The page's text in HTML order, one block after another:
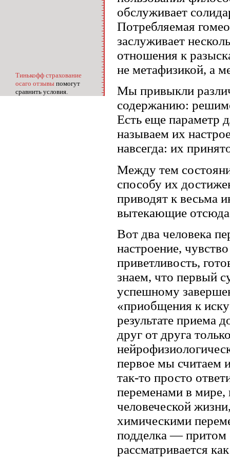
Тинькофф страхование
осаго отзывы помогут
сравнить условия.
обслуживает
Потребляемая
заслуживает
отношения к
не метафизикой, а
Мы привыкли
содержанию:
Есть еще параметр
называ­ем их
навсегда: их
Между тем
способу их
приводят к весьма
вытека­ющие
Вот два человека
настроение,
приветливость,
знаем, что первый
успешному
«приобщения к
результате приема
друг от друга
первое мы считаем
так-то просто
переменами в мире,
человеческой
химическими
подделка — притом
рассматривается